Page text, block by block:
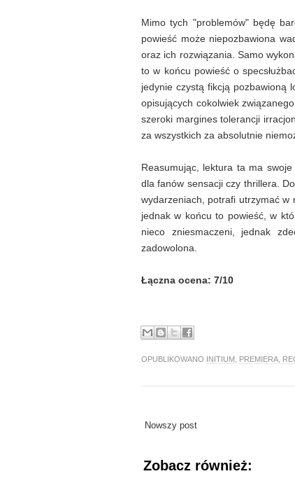
Mimo tych "problemów" będę
powieść może niepozbawiona
oraz ich rozwiązania. Samo
to w końcu powieść o
jedynie czystą fikcją pozbawioną
opisujących cokolwiek
szeroki margines tolerancji
za wszystkich za absolutnie
Reasumując, lektura ta ma
dla fanów sensacji czy thrillera.
wydarzeniach, potrafi utrzymać w
jednak w końcu to powieść, w
nieco zniesmaczeni, jednak
zadowolona.
Łączna ocena: 7/10
OPUBLIKOWANO INITIUM PREMIERA
Nowszy post
Zobacz również: